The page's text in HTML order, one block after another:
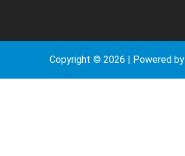
Copyright © 2026 | Powered by